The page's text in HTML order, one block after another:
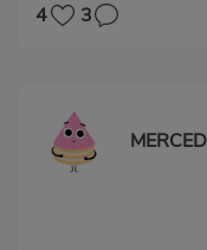
4 3